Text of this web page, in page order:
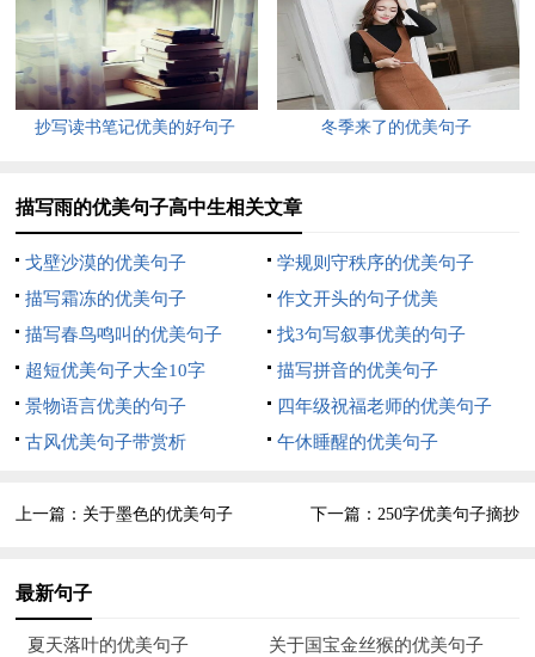
着、跳着，向前奔去，雨滴像颗颗珍珠，一把把洒在河面上，平
静的水面上泛起涟漪。机灵的鱼儿跃出水面，仿佛要吮吸着那颗
颗珍珠。雨，鞭子似地抽打着楼房、树木和柏油马路。雨哗哗地
下个不停，像千针万线，把天空密密实实缝合起来。
幽之意，我的思绪也随它离去，望着那将逝的阴霾，心中流露的
是那道不尽的喜悦……随风潜入夜，润物细无声，雨步的轻慢，
零落在点点花瓣上，娇羞欲滴，细柔妩媚，似乎我已分不清那是
花的柔美还是雨的芬芳呢？那一丝清香，深深的荡起了这心潮的
涟漪，波荡开来，悄然无声。
6、秋天的雨潇潇瑟瑟，总会带给人一种凄凉的感觉。“梧桐叶上
潇潇雨”，一句诗，七个字，却将一幅秋雨图描绘了出来。读了
热。秋雨并不一定代表着凄凉，还有着丰收。你看，秋雨中，果
瓜……都成熟了。秋雨，亦使我想到了婉约派的李清照、“白衣
卿相”柳永……
抄写读书笔记优美的好句子 冬季来了的优美句子
描写雨的优美句子高中生相关文章
戈壁沙漠的优美句子
学规则守秩序的优美句子
描写霜冻的优美句子
作文开头的句子优美
描写春鸟鸣叫的优美句子
找3句写叙事优美的句子
超短优美句子大全10字
描写拼音的优美句子
景物语言优美的句子
四年级祝福老师的优美句子
古风优美句子带赏析
午休睡醒的优美句子
上一篇： 关于墨色的优美句子 下一篇： 250字优美句子摘抄
最新句子
夏天落叶的优美句子
关于国宝金丝猴的优美句子